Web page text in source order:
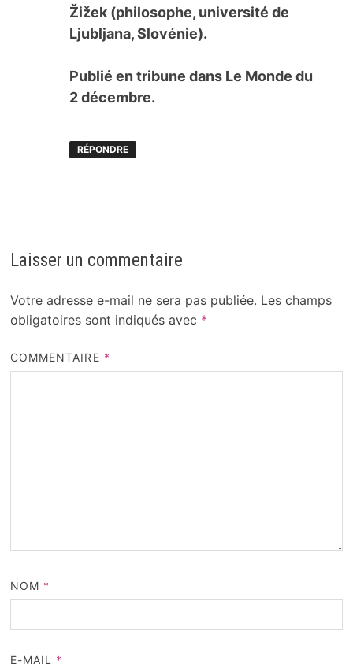
Žižek (philosophe, université de
Ljubljana, Slovénie).
Publié en tribune dans Le Monde du
2 décembre.
RÉPONDRE
Laisser un commentaire
Votre adresse e-mail ne sera pas publiée. Les champs
obligatoires sont indiqués avec *
COMMENTAIRE *
NOM *
E-MAIL *